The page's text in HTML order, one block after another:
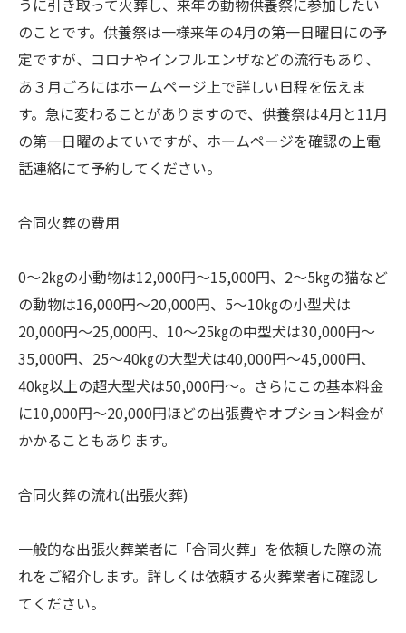
うに引き取って火葬し、来年の動物供養祭に参加したい
のことです。供養祭は一様来年の4月の第一日曜日にの予
定ですが、コロナやインフルエンザなどの流行もあり、
あ３月ごろにはホームページ上で詳しい日程を伝えま
す。急に変わることがありますので、供養祭は4月と11月
の第一日曜のよていですが、ホームページを確認の上電
話連絡にて予約してください。
合同火葬の費用
0～2㎏の小動物は12,000円～15,000円、2～5㎏の猫など
の動物は16,000円～20,000円、5～10㎏の小型犬は
20,000円～25,000円、10～25㎏の中型犬は30,000円～
35,000円、25～40㎏の大型犬は40,000円～45,000円、
40㎏以上の超大型犬は50,000円～。さらにこの基本料金
に10,000円～20,000円ほどの出張費やオプション料金が
かかることもあります。
合同火葬の流れ(出張火葬)
一般的な出張火葬業者に「合同火葬」を依頼した際の流
れをご紹介します。詳しくは依頼する火葬業者に確認し
てください。